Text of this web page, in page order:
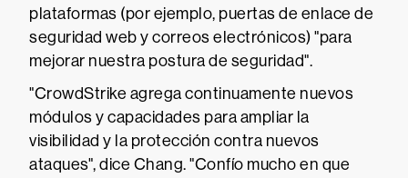
plataformas (por ejemplo, puertas de enlace de
seguridad web y correos electrónicos) "para
mejorar nuestra postura de seguridad".
"CrowdStrike agrega continuamente nuevos
módulos y capacidades para ampliar la
visibilidad y la protección contra nuevos
ataques", dice Chang. "Confío mucho en que